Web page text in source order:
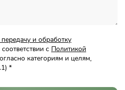
и обработку
соответствии с Политикой
категориям и целям,
*